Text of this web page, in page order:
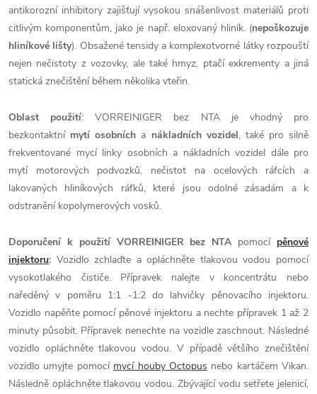
antikorozní inhibitory zajišťují vysokou snášenlivost materiálů proti
citlivým komponentům, jako je např. eloxovaný hliník. (nepoškozuje
hliníkové lišty). Obsažené tensidy a komplexotvorné látky rozpouští
nejen nečistoty z vozovky, ale také hmyz, ptačí exkrementy a jiná
statická znečištění během několika vteřin.
Oblast použití: VORREINIGER bez NTA je vhodný pro
bezkontaktní mytí osobních a nákladních vozidel, také pro silně
frekventované mycí linky osobních a nákladních vozidel dále pro
mytí motorových podvozků, nečistot na ocelových ráfcích a
lakovaných hliníkových ráfků, které jsou odolné zásadám a k
odstranění kopolymerových vosků.
Doporučení k použití VORREINIGER bez NTA pomocí pěnové
injektoru: Vozidlo zchlaďte a opláchněte tlakovou vodou pomocí
vysokotlakého čističe. Přípravek nalejte v koncentrátu nebo
naředěný v poměru 1:1 -1:2 do lahvičky pěnovacího injektoru.
Vozidlo napěňte pomocí pěnové injektoru a nechte přípravek 1 až 2
minuty působit. Přípravek nenechte na vozidle zaschnout. Následné
vozidlo opláchněte tlakovou vodou. V případě většího znečištění
vozidlo umyjte pomocí mycí houby Octopus nebo kartáčem Vikan.
Následně opláchněte tlakovou vodou. Zbývající vodu setřete jelenicí,